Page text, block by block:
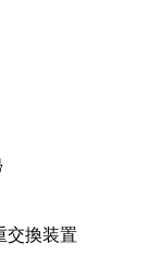
交換装置